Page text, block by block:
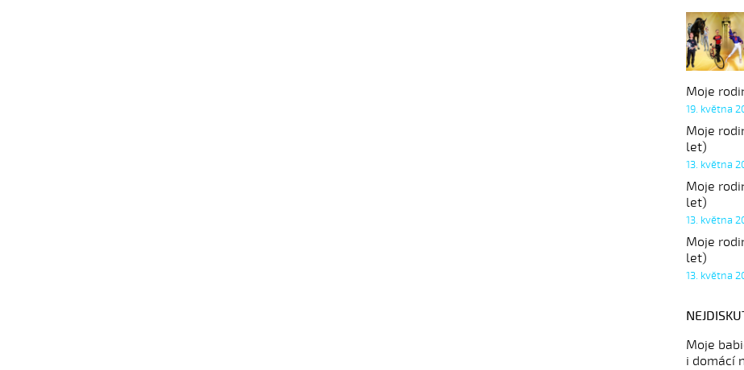
Moje
19. května
Moje
let)
13. května
Moje
let)
13. května
Moje
let)
13. května
Moje
i domácí